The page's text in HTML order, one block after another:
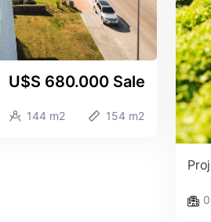
U$S 680.000 Sale
144 m2 154 m2